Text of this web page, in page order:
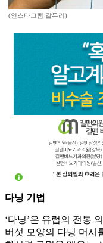
(인스타그램 갈무리)
다닝 기법
‘다닝’은 유럽의 전통
버섯 모양의 다닝 머시